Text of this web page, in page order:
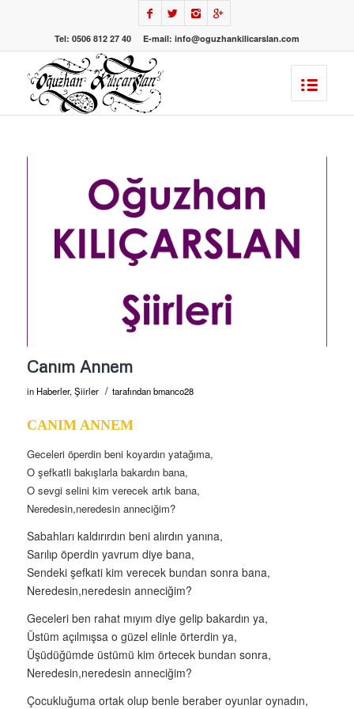
Tel: 0506 812 27 40 E-mail: info@oguzhankilicarslan.com
Canım Annem
in Haberler,Şiirler / tarafındanbmanco28
CANIM ANNEM
Geceleri öperdin beni koyardın yatağıma,
O şefkatli bakışlarla bakardın bana,
O sevgi selini kim verecek artık bana,
Neredesin,neredesin anneciğim?
Sabahları kaldırırdın beni alırdın yanına,
Sarılıp öperdin yavrum diye bana,
Sendeki şefkati kim verecek bundan sonra bana,
Neredesin,neredesin anneciğim?
Geceleri ben rahat mıyım diye gelip bakardın ya,
Üstüm açılmışsa o güzel elinle örterdin ya,
Üşüdüğümde üstümü kim örtecek bundan sonra,
Neredesin,neredesin anneciğim?
Çocukluğuma ortak olup benle beraber oyunlar oynadın,